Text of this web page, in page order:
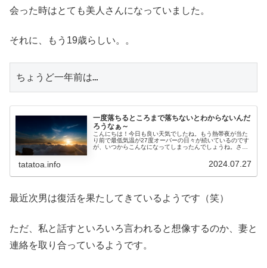
会った時はとても美人さんになっていました。
それに、もう19歳らしい。。
ちょうど一年前は…
一度落ちるところまで落ちないとわからないんだ
ろうなぁ～
こんにちは！今日も良い天気でしたね。もう熱帯夜が当た
り前で最低気温が27度オーバーの日々が続いているのです
が、いつからこんなになってしまったんでしょうね。さ
tatatoa.info 2024.07.27
最近次男は復活を果たしてきているようです（笑）
ただ、私と話すといろいろ言われると想像するのか、妻と
連絡を取り合っているようです。